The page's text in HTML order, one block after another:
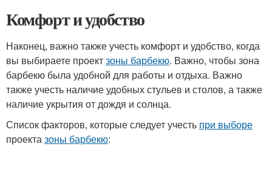
Комфорт и удобство
Наконец, важно также учесть комфорт и удобство, когда
вы выбираете проектзоны барбекю. Важно, чтобы зона
барбекю была удобной для работы и отдыха. Важно
также учесть наличие удобных стульев и столов, а также
наличие укрытия от дождя и солнца.
Список факторов, которые следует учесть при выборе
проектазоны барбекю: